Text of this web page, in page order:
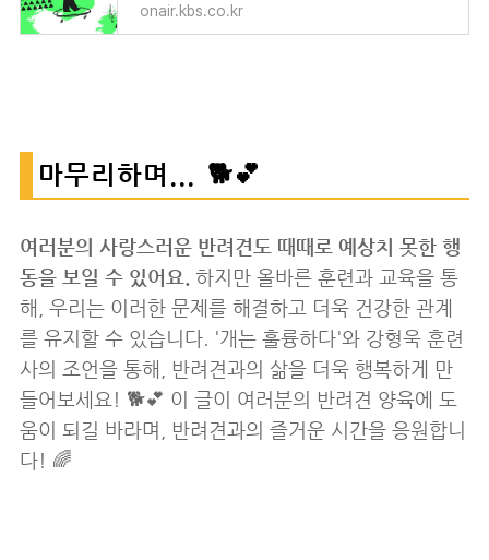
onair.kbs.co.kr
마무리하며... 🐕💕
여러분의 사랑스러운 반려견도 때때로 예상치 못한 행
동을 보일 수 있어요.
하지만 올바른 훈련과 교육을 통
해, 우리는 이러한 문제를 해결하고 더욱 건강한 관계
를 유지할 수 있습니다. '개는 훌륭하다'와 강형욱 훈련
사의 조언을 통해, 반려견과의 삶을 더욱 행복하게 만
들어보세요! 🐕💕 이 글이 여러분의 반려견 양육에 도
움이 되길 바라며, 반려견과의 즐거운 시간을 응원합니
다! 🌈